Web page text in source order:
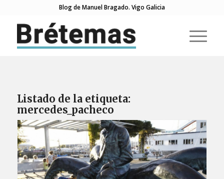
Blog de Manuel Bragado. Vigo Galicia
Listado de la etiqueta:
mercedes_pacheco